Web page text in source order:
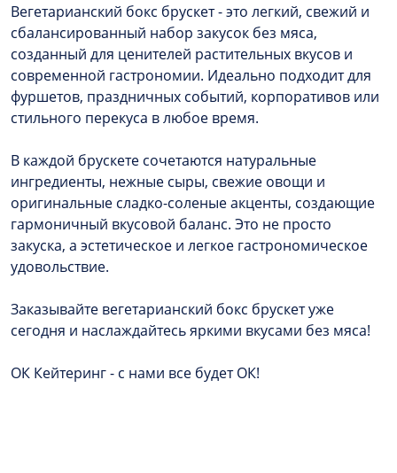
Вегетарианский бокс брускет - это легкий, свежий и
сбалансированный набор закусок без мяса,
созданный для ценителей растительных вкусов и
современной гастрономии. Идеально подходит для
фуршетов, праздничных событий, корпоративов или
стильного перекуса в любое время.
В каждой брускете сочетаются натуральные
ингредиенты, нежные сыры, свежие овощи и
оригинальные сладко-соленые акценты, создающие
гармоничный вкусовой баланс. Это не просто
закуска, а эстетическое и легкое гастрономическое
удовольствие.
Заказывайте вегетарианский бокс брускет уже
сегодня и наслаждайтесь яркими вкусами без мяса!
ОК Кейтеринг - с нами все будет ОК!